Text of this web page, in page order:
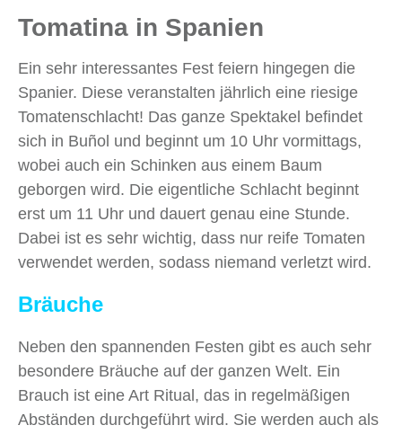
Tomatina in Spanien
Ein sehr interessantes Fest feiern hingegen die
Spanier. Diese veranstalten jährlich eine riesige
Tomatenschlacht! Das ganze Spektakel befindet
sich in Buñol und beginnt um 10 Uhr vormittags,
wobei auch ein Schinken aus einem Baum
geborgen wird. Die eigentliche Schlacht beginnt
erst um 11 Uhr und dauert genau eine Stunde.
Dabei ist es sehr wichtig, dass nur reife Tomaten
verwendet werden, sodass niemand verletzt wird.
Bräuche
Neben den spannenden Festen gibt es auch sehr
besondere Bräuche auf der ganzen Welt. Ein
Brauch ist eine Art Ritual, das in regelmäßigen
Abständen durchgeführt wird. Sie werden auch als